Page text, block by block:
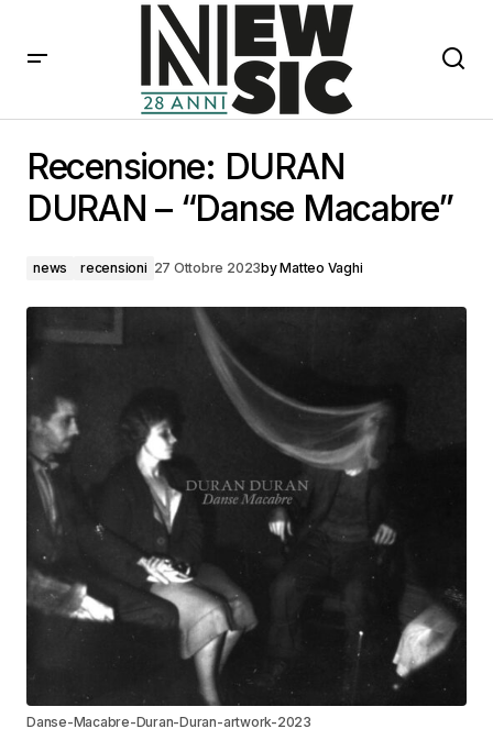
Recensione: DURAN
DURAN – “Danse Macabre”
news recensioni 27 Ottobre 2023byMatteo Vaghi
Danse-Macabre-Duran-Duran-artwork-2023